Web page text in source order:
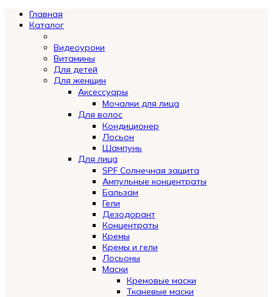
Главная
Каталог
Видеоуроки
Витамины
Для детей
Для женщин
Аксессуары
Мочалки для лица
Для волос
Кондиционер
Лосьон
Шампунь
Для лица
SPF Солнечная защита
Ампульные концентраты
Бальзам
Гели
Дезодорант
Концентраты
Кремы
Кремы и гели
Лосьоны
Маски
Кремовые маски
Тканевые маски